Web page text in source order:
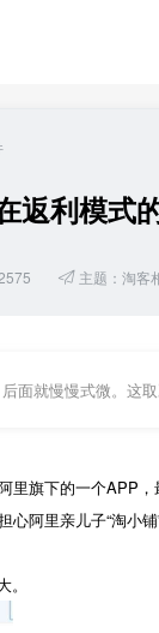
返利模式
主题： 淘客
面就慢慢式微。这
旗下的一个APP，
阿里亲儿子“淘小铺